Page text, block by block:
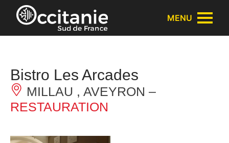
Panneau de gestion des cookies
MENU
Bistro Les Arcades
MILLAU , AVEYRON –
RESTAURATION